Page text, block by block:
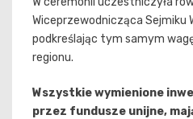
Wiceprzewodnicząca Sejmiku
podkreślając tym samym
regionu.
Wszystkie wymienione
przez fundusze unijne,